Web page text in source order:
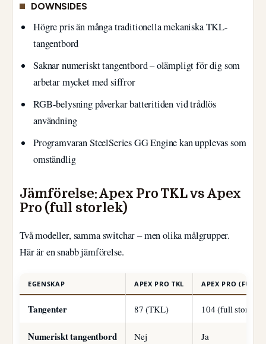
DOWNSIDES
Högre pris än många traditionella mekaniska TKL-
tangentbord
Saknar numeriskt tangentbord – olämpligt för dig som
arbetar mycket med siffror
RGB-belysning påverkar batteritiden vid trådlös
användning
Programvaran SteelSeries GG Engine kan upplevas som
omständlig
Jämförelse: Apex Pro TKL vs Apex
Pro (full storlek)
Två modeller, samma switchar – men olika målgrupper.
Här är en snabb jämförelse.
EGENSKAP APEX PRO TKL APEX PRO (FULL
Tangenter 87 (TKL) 104 (full storlek)
Numeriskt tangentbord Nej Ja